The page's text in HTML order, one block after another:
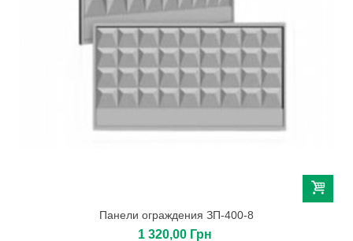
Панели ограждения ЗП-400-8
1 320,00 Грн